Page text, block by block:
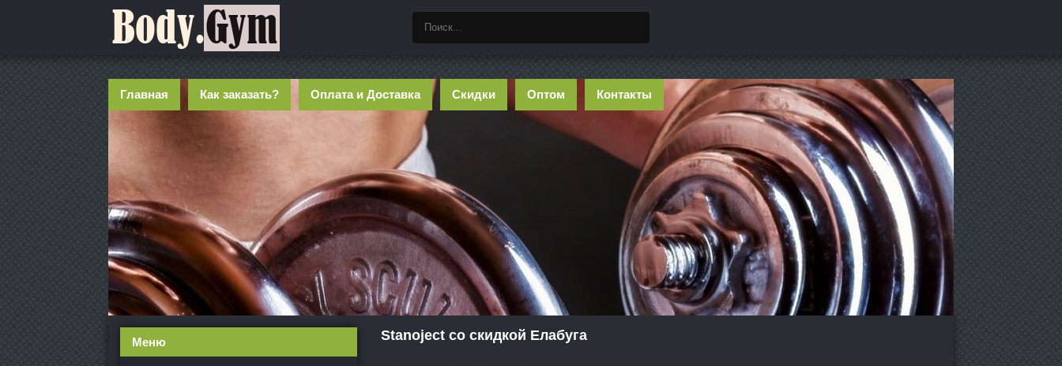
Главная Как заказать? Оплата и Доставка Скидки Оптом Контакты
Stanoject со скидкой Елабуга
Меню